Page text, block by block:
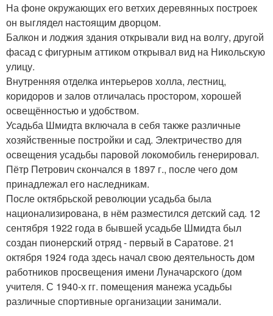
На фоне окружающих его ветхих деревянных построек
он выглядел настоящим дворцом.
Балкон и лоджия здания открывали вид на волгу, другой
фасад с фигурным аттиком открывал вид на Никольскую
улицу.
Внутренняя отделка интерьеров холла, лестниц,
коридоров и залов отличалась простором, хорошей
освещённостью и удобством.
Усадьба Шмидта включала в себя также различные
хозяйственные постройки и сад. Электричество для
освещения усадьбы паровой локомобиль генерировал.
Пётр Петрович скончался в 1897 г., после чего дом
принадлежал его наследникам.
После октябрьской революции усадьба была
национализирована, в нём разместился детский сад. 12
сентября 1922 года в бывшей усадьбе Шмидта был
создан пионерский отряд - первый в Саратове. 21
октября 1924 года здесь начал свою деятельность дом
работников просвещения имени Луначарского (дом
учителя. С 1940-х гг. помещения манежа усадьбы
различные спортивные организации занимали.